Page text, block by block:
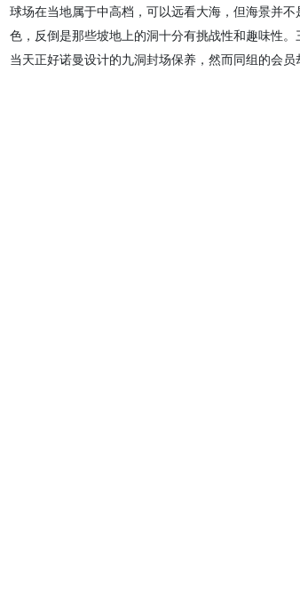
球场在当地属于中高档，可以远看大海，但海景并
色，反倒是那些坡地上的洞十分有挑战性和趣味性
当天正好诺曼设计的九洞封场保养，然而同组的会